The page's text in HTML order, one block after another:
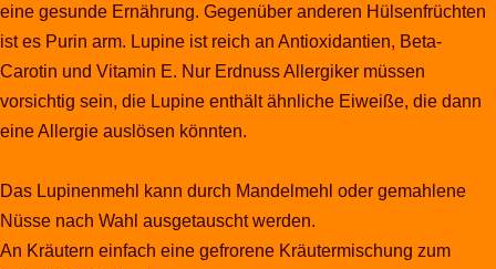
eine gesunde Ernährung. Gegenüber anderen Hülsenfrüchten
ist es Purin arm. Lupine ist reich an Antioxidantien, Beta-
Carotin und Vitamin E. Nur Erdnuss Allergiker müssen
vorsichtig sein, die Lupine enthält ähnliche Eiweiße, die dann
eine Allergie auslösen könnten.
Das Lupinenmehl kann durch Mandelmehl oder gemahlene
Nüsse nach Wahl ausgetauscht werden.
An Kräutern einfach eine gefrorene Kräutermischung zum